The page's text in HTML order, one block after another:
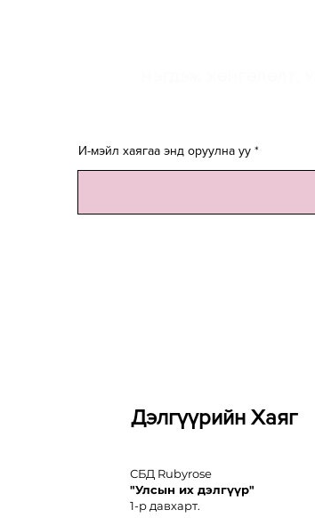
И-мэйл хаягаа энд оруулна уу
Дэлгүүрийн Хаяг
СБД Rubyrose
"Улсын их дэлгүүр"
1-р давхарт.